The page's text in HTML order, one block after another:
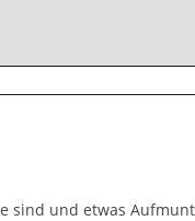
sind und etwas